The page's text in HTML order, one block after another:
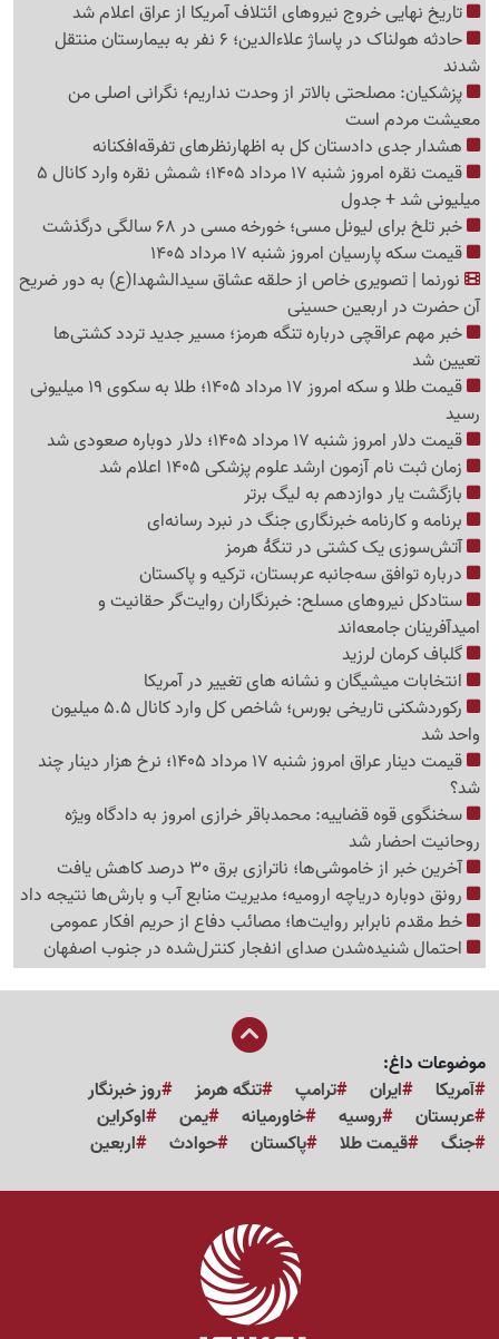
تاریخ نهایی خروج نیروهای ائتلاف آمریکا از عراق اعلام شد
حادثه هولناک در پاساژ علاءالدین؛ 6 نفر به بیمارستان منتقل
شدند
پزشکیان: مصلحتی بالاتر از وحدت نداریم؛ نگرانی اصلی من
معیشت مردم است
هشدار جدی دادستان کل به اظهارنظرهای تفرقه‌افکنانه
قیمت نقره امروز شنبه 17 مرداد 1405؛ شمش نقره وارد کانال 5
میلیونی شد + جدول
خبر تلخ برای لیونل مسی؛ خورخه مسی در 68 سالگی درگذشت
قیمت سکه پارسیان امروز شنبه 17 مرداد 1405
نورنما | تصویری خاص از حلقه عشاق سیدالشهدا(ع) به دور ضریح
آن حضرت در اربعین حسینی
خبر مهم عراقچی درباره تنگه هرمز؛ مسیر جدید تردد کشتی‌ها
تعیین شد
قیمت طلا و سکه امروز 17 مرداد 1405؛ طلا به سکوی 19 میلیونی
رسید
قیمت دلار امروز شنبه 17 مرداد 1405؛ دلار دوباره صعودی شد
زمان ثبت نام آزمون ارشد علوم پزشکی 1405 اعلام شد
بازگشت یار دوازدهم به لیگ برتر
برنامه و کارنامه خبرنگاری جنگ در نبرد رسانه‌ای
آتش‌سوزی یک کشتی در تنگهٔ هرمز
درباره توافق سه‌جانبه عربستان، ترکیه و پاکستان
ستادکل نیروهای مسلح: خبرنگاران روایت‌گر حقانیت و
امیدآفرینان جامعه‌اند
گلباف کرمان لرزید
انتخابات میشیگان و نشانه های تغییر در آمریکا
رکوردشکنی تاریخی بورس؛ شاخص کل وارد کانال 5.5 میلیون
واحد شد
قیمت دینار عراق امروز شنبه 17 مرداد 1405؛ نرخ هزار دینار چند
شد؟
سخنگوی قوه قضاییه: محمدباقر خرازی امروز به دادگاه ویژه
روحانیت احضار شد
آخرین خبر از خاموشی‌ها؛ ناترازی برق 30 درصد کاهش یافت
رونق دوباره دریاچه ارومیه؛ مدیریت منابع آب و بارش‌ها نتیجه داد
خط مقدم نابرابر روایت‌ها؛ مصائب دفاع از حریم افکار عمومی
احتمال شنیده‌شدن صدای انفجار کنترل‌شده در جنوب اصفهان
موضوعات داغ:
آمریکا
ایران ترامپ تنگه هرمز
روز خبرنگار
عربستان
روسیه خاورمیانه یمن
اوکراین
جنگ
قیمت طلا پاکستان حوادث اربعین